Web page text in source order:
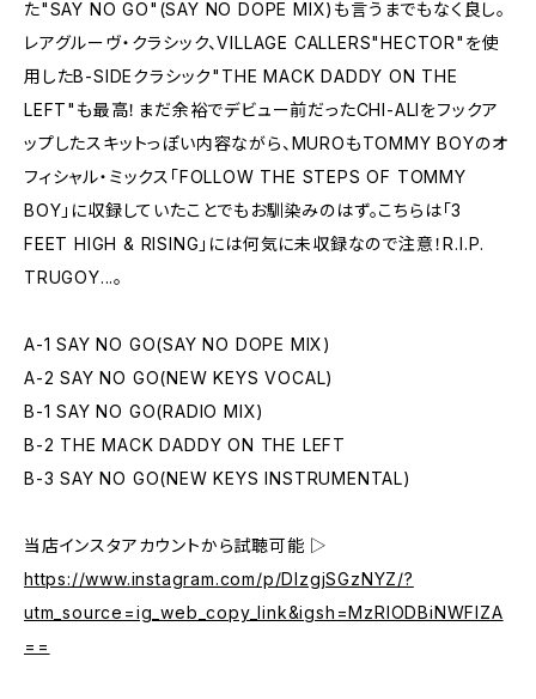
た"SAY NO GO"(SAY NO DOPE MIX)も言うまでもなく良し。
レアグルーヴ・クラシック、VILLAGE CALLERS"HECTOR"を使
用したB-SIDEクラシック"THE MACK DADDY ON THE
LEFT"も最高！まだ余裕でデビュー前だったCHI-ALIをフックア
ップしたスキットっぽい内容ながら、MUROもTOMMY BOYのオ
フィシャル・ミックス「FOLLOW THE STEPS OF TOMMY
BOY」に収録していたことでもお馴染みのはず。こちらは「3
FEET HIGH & RISING」には何気に未収録なので注意！R.I.P.
TRUGOY...。
A-1 SAY NO GO(SAY NO DOPE MIX)
A-2 SAY NO GO(NEW KEYS VOCAL)
B-1 SAY NO GO(RADIO MIX)
B-2 THE MACK DADDY ON THE LEFT
B-3 SAY NO GO(NEW KEYS INSTRUMENTAL)
当店インスタアカウントから試聴可能 ▷
https://www.instagram.com/p/DIzgjSGzNYZ/?
utm_source=ig_web_copy_link&igsh=MzRlODBiNWFlZA
==